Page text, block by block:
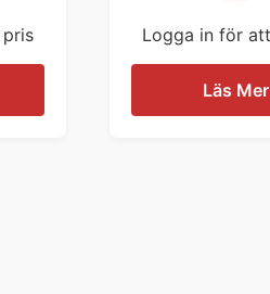
Logga in för
Läs Mer